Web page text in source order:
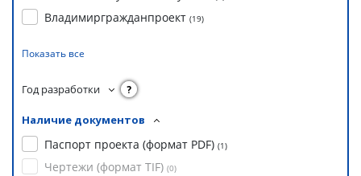
Владимиргражданпроект (19)
Показать все
Год разработки ?
Наличие документов
Паспорт проекта (формат PDF) (1)
Чертежи (формат TIF) (0)